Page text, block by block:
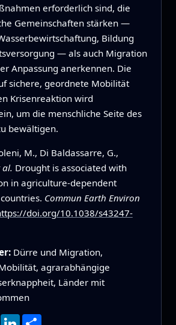
erforderlich sind, die
Gemeinschaften stärken —
Bildung
— als auch Migration
Anpassung anerkennen. Die
sichere, geordnete Mobilität
Krisenreaktion wird
um die menschliche Seite des
bewältigen.
M., Di Baldassarre, G.,
al. Drought is associated with
in agriculture-dependent
Commun Earth Environ
doi.org/10.1038/s43247-
Dürre und Migration,
agrarabhängige
Länder mit
LinkedInTeilen